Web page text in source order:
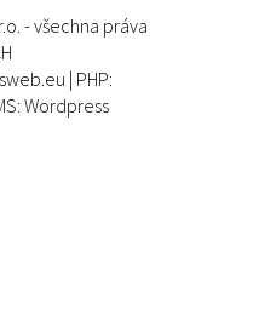
- všechna práva
| PHP:
Wordpress